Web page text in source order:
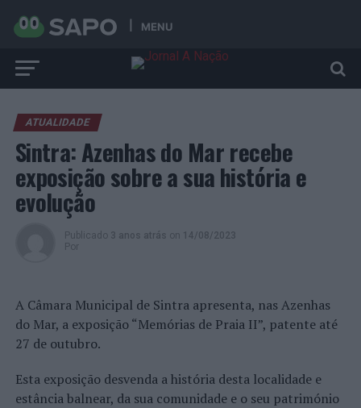
MENU
ATUALIDADE
Sintra: Azenhas do Mar recebe
exposição sobre a sua história e
evolução
Publicado 3 anos atrás on 14/08/2023
Por
A Câmara Municipal de Sintra apresenta, nas Azenhas
do Mar, a exposição “Memórias de Praia II”, patente até
27 de outubro.
Esta exposição desvenda a história desta localidade e
estância balnear, da sua comunidade e o seu património